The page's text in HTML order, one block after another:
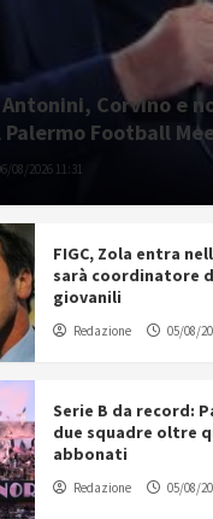
Corvino e
Football
08/2026 11:31
FIGC, Zola entra
sarà coordinatore
giovanili
Redazione 05/08/
Serie B da record:
due squadre oltre
abbonati
Redazione 05/08/